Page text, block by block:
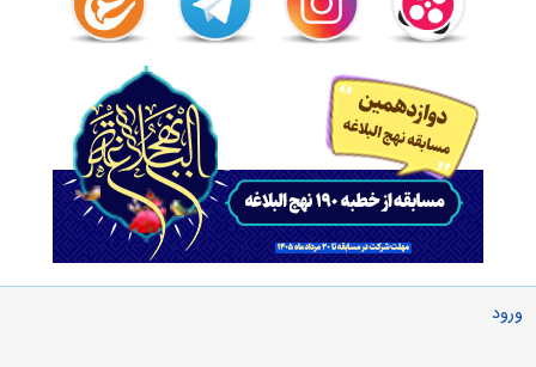
ورود